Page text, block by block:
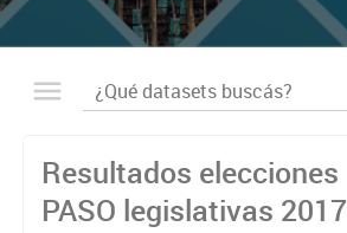
Resultados elecciones
PASO legislativas 2017